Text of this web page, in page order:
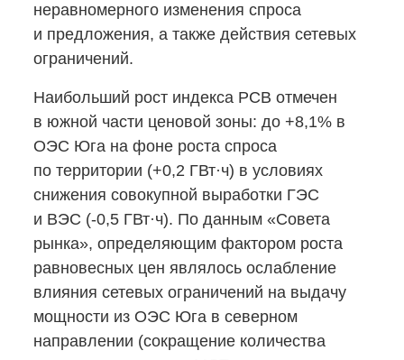
неравномерного изменения спроса
и предложения, а также действия сетевых
ограничений.
Наибольший рост индекса РСВ отмечен
в южной части ценовой зоны: до +8,1% в
ОЭС Юга на фоне роста спроса
по территории (+0,2 ГВт·ч) в условиях
снижения совокупной выработки ГЭС
и ВЭС (-0,5 ГВт·ч). По данным «Совета
рынка», определяющим фактором роста
равновесных цен являлось ослабление
влияния сетевых ограничений на выдачу
мощности из ОЭС Юга в северном
направлении (сокращение количества